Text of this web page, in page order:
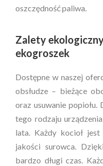
oszczędność paliwa.
Zalety
ekogroszek
Dostępne w naszej
obsłudze – bieżące
oraz usuwanie popiołu.
tego rodzaju
lata. Każdy kocioł
jakości surowca.
bardzo długi czas.